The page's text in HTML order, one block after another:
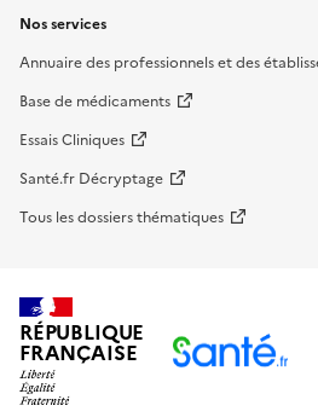
Nos services
Annuaire des professionnels et des
Base de médicaments
Essais Cliniques
Santé.fr Décryptage
Tous les dossiers thématiques
RÉPUBLIQUE
FRANÇAISE